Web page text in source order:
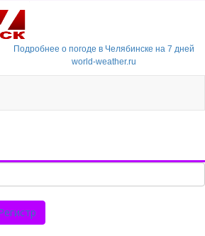
Подробнее о погоде в Челябинске на 7 дней
world-weather.ru